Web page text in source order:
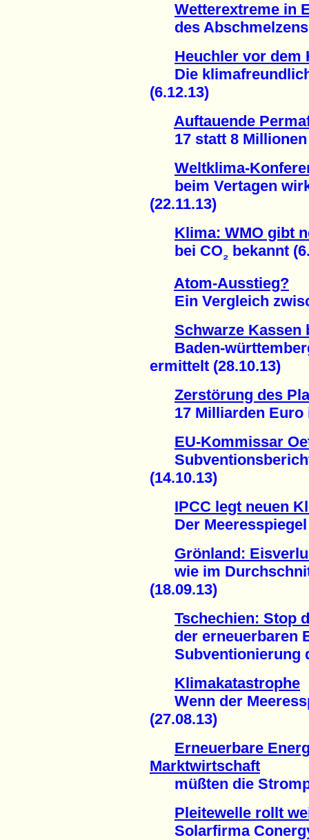
Wetterextreme in
des Abschmelzens
Heuchler vor dem
Die
(6.12.13)
Auftauende
17 statt 8 Millionen
Weltklima-
beim Vertagen
(22.11.13)
Klima: WMO gibt
bei CO₂ bekannt
Atom-Ausstieg?
Ein Vergleich
Schwarze Kassen
Baden-
ermittelt (28.10.13)
Zerstörung des
17 Milliarden Euro
EU-Kommissar
Subventionsbericht
(14.10.13)
IPCC legt neuen
Der Meeresspiegel
Grönland:
wie im
(18.09.13)
Tschechien: Stop
der erneuerbaren
Subventionierung
Klimakatastrophe
Wenn der
(27.08.13)
Erneuerbare
Marktwirtschaft
müßten die
Pleitewelle rollt
Solarfirma